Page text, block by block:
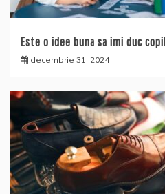
Este o idee buna sa imi duc
decembrie 31, 2024